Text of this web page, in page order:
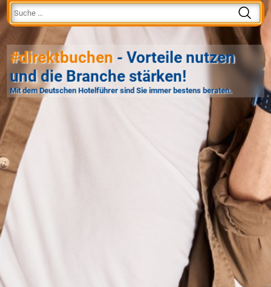
#direktbuchen - Vorteile nutzen
und die Branche stärken!
Mit dem Deutschen Hotelführer sind Sie immer bestens beraten.